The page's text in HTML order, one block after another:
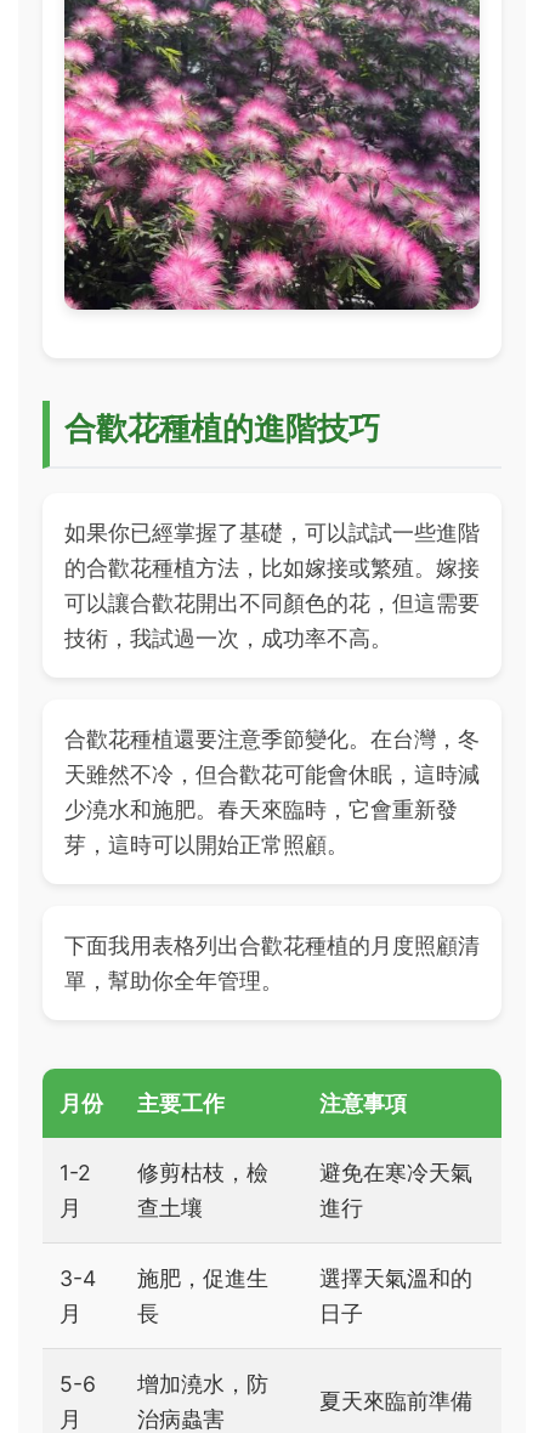
合歡花種植的進階技巧
如果你已經掌握了基礎，可以試試一些進階
的合歡花種植方法，比如嫁接或繁殖。嫁接
可以讓合歡花開出不同顏色的花，但這需要
技術，我試過一次，成功率不高。
合歡花種植還要注意季節變化。在台灣，冬
天雖然不冷，但合歡花可能會休眠，這時減
少澆水和施肥。春天來臨時，它會重新發
芽，這時可以開始正常照顧。
下面我用表格列出合歡花種植的月度照顧清
單，幫助你全年管理。
月份 主要工作 注意事項
1-2
月
修剪枯枝，檢
查土壤
避免在寒冷天氣
進行
3-4
月
施肥，促進生
長
選擇天氣溫和的
日子
5-6
月
增加澆水，防
治病蟲害
夏天來臨前準備